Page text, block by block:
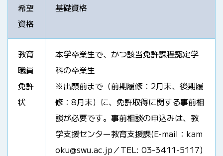
希望
資格
基礎資格
教育
職員
免許
状
本学卒業生で、かつ該当免許課程認定学
科の卒業生
※出願前まで（前期履修：2月末、後期履
修：8月末）に、免許取得に関する事前相
談が必要です。事前相談の申込みは、教
学支援センター教育支援課(E-mail：kam
oku@swu.ac.jp／TEL: 03-3411-5117)